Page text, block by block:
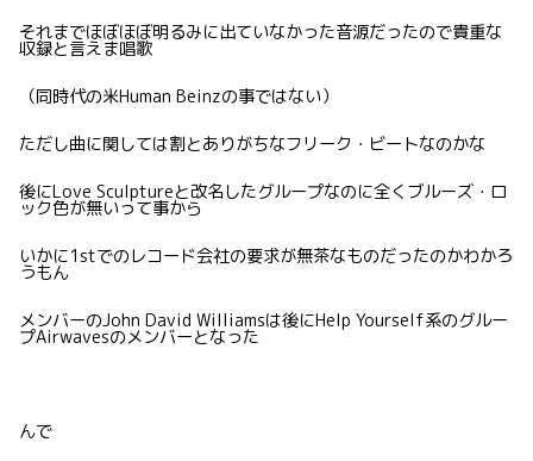
それまでほぼほぼ明るみに出ていなかった音源だったので貴重な
収録と言えま唱歌
（同時代の米Human Beinzの事ではない）
ただし曲に関しては割とありがちなフリーク・ビートなのかな
後にLove Sculptureと改名したグループなのに全くブルーズ・ロ
ック色が無いって事から
いかに1stでのレコード会社の要求が無茶なものだったのかわかろ
うもん
メンバーのJohn David Williamsは後にHelp Yourself系のグルー
プAirwavesのメンバーとなった
んで